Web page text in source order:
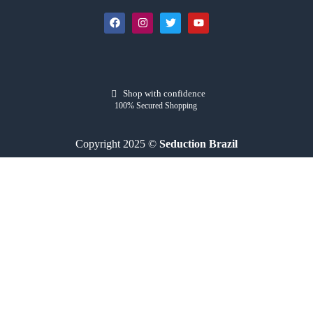
Shop with confidence
100% Secured Shopping
Copyright 2025 © Seduction Brazil